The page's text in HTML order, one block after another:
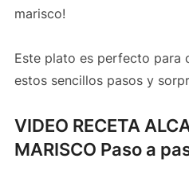
marisco!
Este plato es perfecto para
estos sencillos pasos y
VIDEO RECETA
MARISCO Paso a